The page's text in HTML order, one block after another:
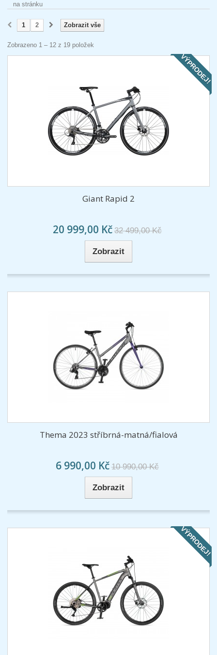
na stránku
Zobrazit vše
1 2
Zobrazeno 1 – 12 z 19 položek
VÝPRODEJ!
Giant Rapid 2
20 999,00 Kč 32 499,00 Kč
Zobrazit
Thema 2023 stříbrná-matná/fialová
6 990,00 Kč 10 990,00 Kč
Zobrazit
VÝPRODEJ!